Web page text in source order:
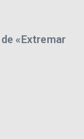
«Extremar